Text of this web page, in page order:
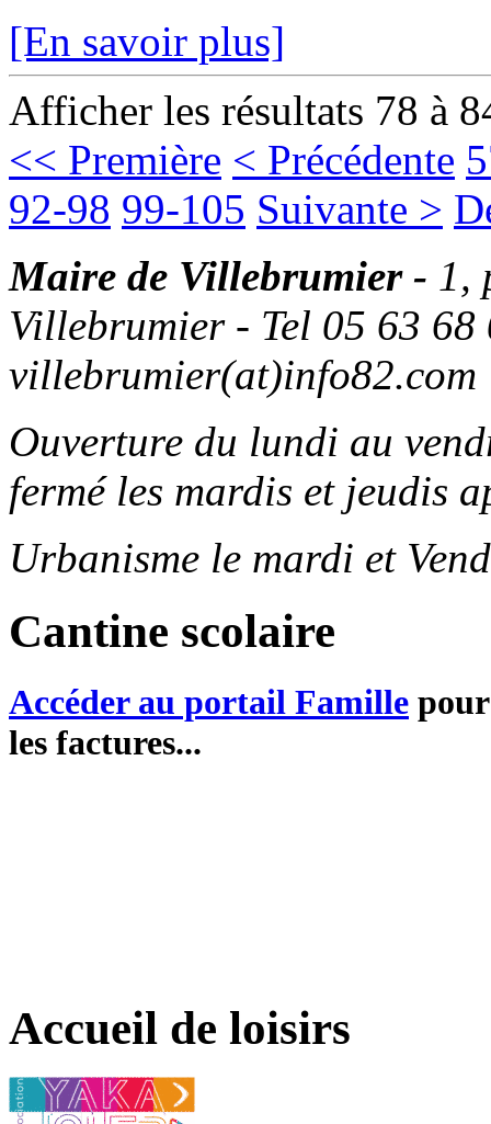
[En savoir plus]
Afficher les résultats 78 à
<< Première < Précédente
92-98 99-105 Suivante >
Maire de Villebrumier - 1,
Villebrumier - Tel 05 63
villebrumier(at)info82.com
Ouverture du lundi au
fermé les mardis et jeudis
Urbanisme le mardi et
Cantine scolaire
Accéder au portail Famille
les factures...
Accueil de loisirs